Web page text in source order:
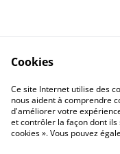
Contact Us
Privacy
Cookies
Ce site Internet utilise des
nous aident à comprendre
d'améliorer votre
et contrôler la façon dont
cookies ». Vous pouvez